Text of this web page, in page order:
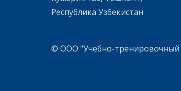
Республика Узбекистан
© ООО "Учебно-